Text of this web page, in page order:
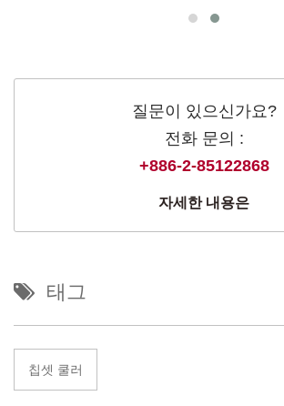
질문이 있으신가요?
전화 문의 :
+886-2-85122868
자세한 내용은
태그
칩셋 쿨러